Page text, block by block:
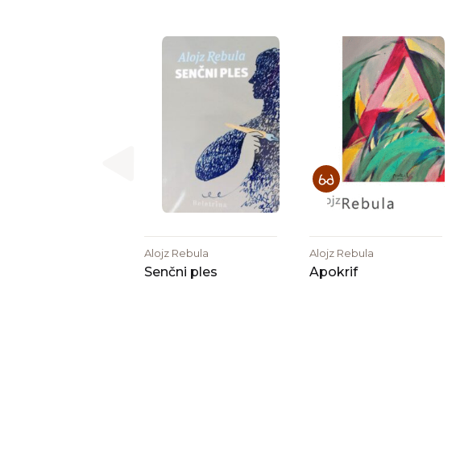
Alojz Rebula
Senčni ples
Alojz Rebula
Apokrif